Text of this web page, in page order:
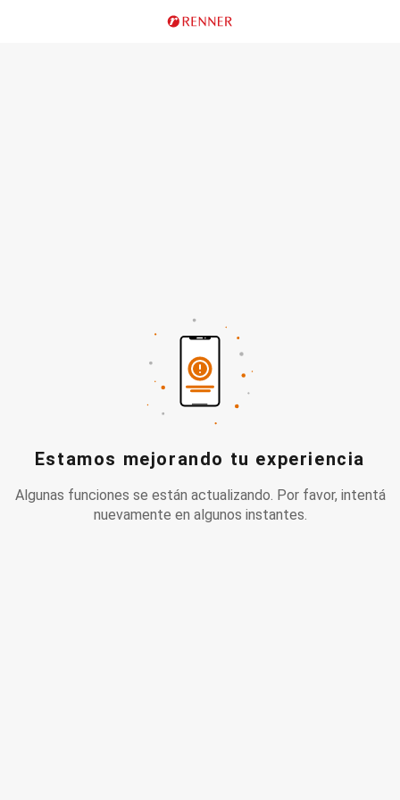
Estamos mejorando tu experiencia
Algunas funciones se están actualizando. Por favor, intentá
nuevamente en algunos instantes.